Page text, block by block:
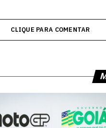
CLIQUE PARA COMENTAR